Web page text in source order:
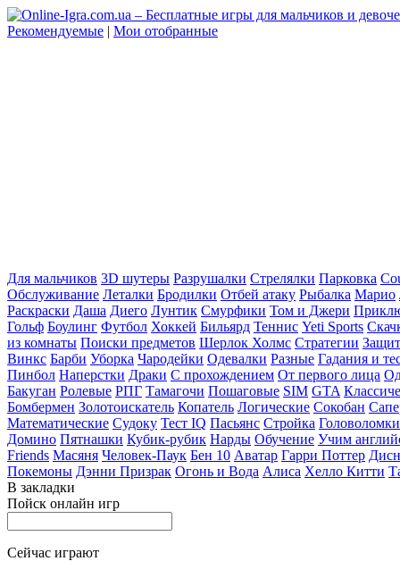
Рекомендуемые | Мои отобранные
Для мальчиков 3D шутеры Разрушалки Стрелялки Парковка
Обслуживание Леталки Бродилки Отбей атаку Рыбалка Марио
Раскраски Даша Диего Лунтик Смурфики Том и Джери
Гольф Боулинг Футбол Хоккей Бильярд Теннис Yeti Sports
из комнаты Поиски предметов Шерлок Холмс Стратегии
Винкс Барби Уборка Чародейки Одевалки Разные Гадания и
Пинбол Наперстки Драки С прохождением От первого лица
Бакуган Ролевые РПГ Тамагочи Пошаговые SIM GTA
Бомбермен Золотоискатель Копатель Логические Сокобан
Математические Судоку Тест IQ Пасьянс Стройка Головоломки
Домино Пятнашки Кубик-рубик Нарды Обучение Учим
Friends Масяня Человек-Паук Бен 10 Аватар Гарри Поттер
Покемоны Дэнни Призрак Огонь и Вода Алиса Хелло Китти
В закладки
Пойск онлайн игр
Сейчас играют